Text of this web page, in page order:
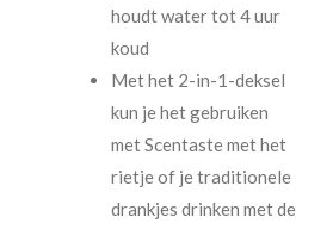
houdt water tot 4 uur
koud
Met het 2-in-1-deksel
kun je het gebruiken
met Scentaste met het
rietje of je traditionele
drankjes drinken met de